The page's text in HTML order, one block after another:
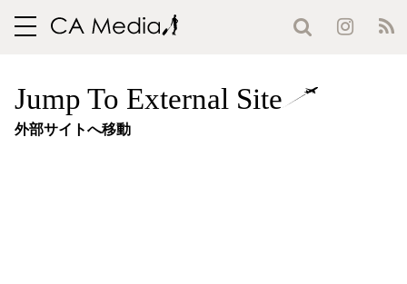
toggle
Jump To External Site
外部サイトへ移動